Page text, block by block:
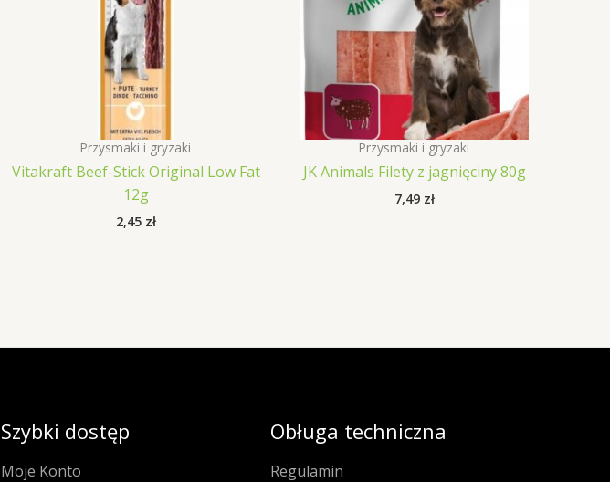
Przysmaki i gryzaki
Vitakraft Beef-Stick Original Low Fat
12g
2,45 zł
Przysmaki i gryzaki
JK Animals Filety z jagnięciny 80g
7,49 zł
Szybki dostęp
Moje Konto
Obługa techniczna
Regulamin